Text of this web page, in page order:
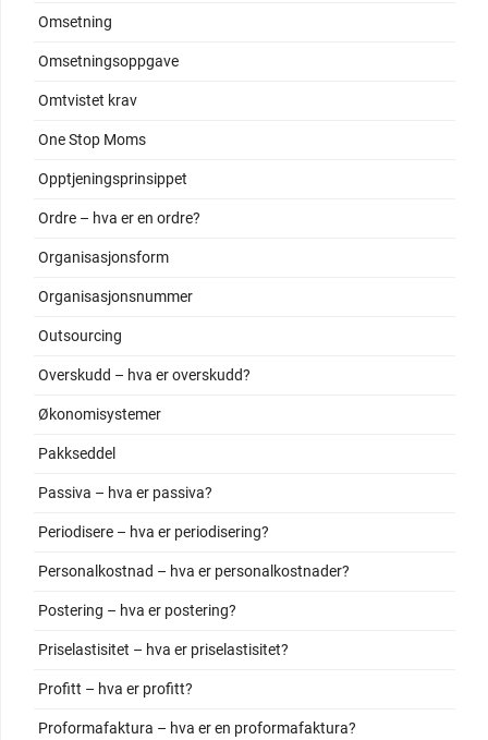
Omsetning
Omsetningsoppgave
Omtvistet krav
One Stop Moms
Opptjeningsprinsippet
Ordre – hva er en ordre?
Organisasjonsform
Organisasjonsnummer
Outsourcing
Overskudd – hva er overskudd?
Økonomisystemer
Pakkseddel
Passiva – hva er passiva?
Periodisere – hva er periodisering?
Personalkostnad – hva er personalkostnader?
Postering – hva er postering?
Priselastisitet – hva er priselastisitet?
Profitt – hva er profitt?
Proformafaktura – hva er en proformafaktura?